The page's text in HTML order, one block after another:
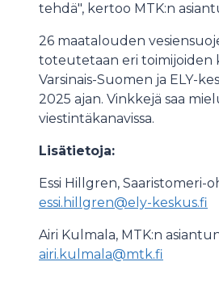
tehdä", kertoo MTK:n
26 maatalouden
toteutetaan eri toimijoiden
Varsinais-Suomen ja ELY-
2025 ajan. Vinkkejä saa
viestintäkanavissa.
Lisätietoja:
Essi Hillgren,
essi.hillgren@ely-keskus.fi
Airi Kulmala, MTK:n
airi.kulmala@mtk.fi